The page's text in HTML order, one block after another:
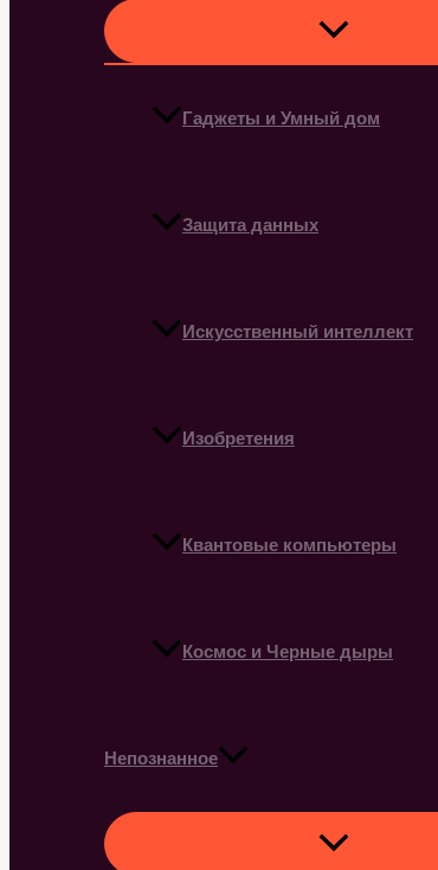
Гаджеты и Умный дом
Защита данных
Искусственный интеллект
Изобретения
Квантовые компьютеры
Космос и Черные дыры
Непознанное